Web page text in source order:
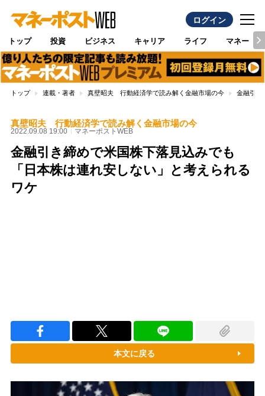
ログイン
トップ 投資 ビジネス キャリア ライフ マネー
トップ 連載・著者 真壁昭夫 行動経済学で読み解く金融市場の今 金融引き
真壁昭夫 行動経済学で読み解く金融市場の今
2022.09.08 19:00 マネーポストWEB
金融引き締めで米国株下落見込みでも
「日本株は連れ安しない」と考えられる
ワケ
本文に戻る